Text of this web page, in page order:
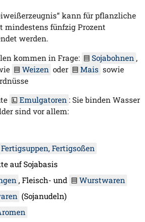
kann für pflanzliche
mindestens fünfzig Prozent
werden.
kommen in Frage:
Sojabohnen ,
Weizen oder Mais sowie
Emulgatoren : Sie binden Wasser
sind vor allem:
Fertigsoßen
auf Sojabasis
, Fleisch- und
Wurstwaren
(Sojanudeln)